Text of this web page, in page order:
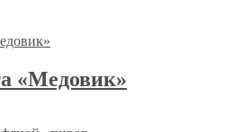
«Медовик»